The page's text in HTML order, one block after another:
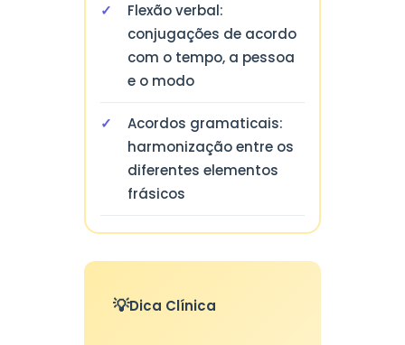
Flexão verbal:
conjugações de acordo
com o tempo, a pessoa
e o modo
Acordos gramaticais:
harmonização entre os
diferentes elementos
frásicos
Dica Clínica